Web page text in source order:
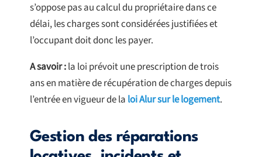
s’oppose pas au calcul du propriétaire dans ce
délai, les charges sont considérées justifiées et
l’occupant doit donc les payer.
A savoir :la loi prévoit une prescription de trois
ans en matière de récupération de charges depuis
l’entrée en vigueur de la loi Alur sur le logement.
Gestion des réparations